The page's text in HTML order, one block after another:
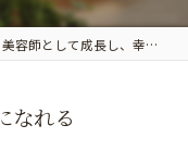
美容師として成長し、幸せになれるACTJAPANGROUP
なれる